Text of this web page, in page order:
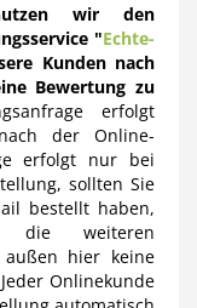
wir den
"Echte-
Kunden nach
Bewertung zu
erfolgt
der Online-
erfolgt nur bei
sollten Sie
bestellt haben,
weiteren
hier keine
Onlinekunde